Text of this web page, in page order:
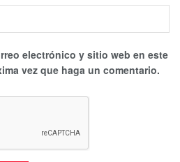
electrónico y sitio web en este
vez que haga un comentario.